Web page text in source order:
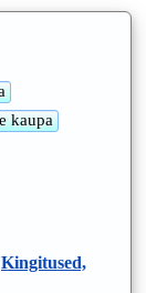
Kingitused,